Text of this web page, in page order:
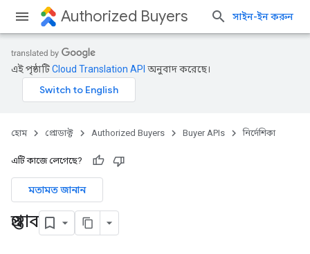
Authorized Buyers সাইন-ইন করুন
এই পৃষ্ঠাটিCloud Translation API অনুবাদ করেছে।
হোম প্রোডাক্ট Authorized Buyers Buyer APIs নির্দেশিকা
এটি কাজে লেগেছে?
মতামত জানান
প্রস্তাব